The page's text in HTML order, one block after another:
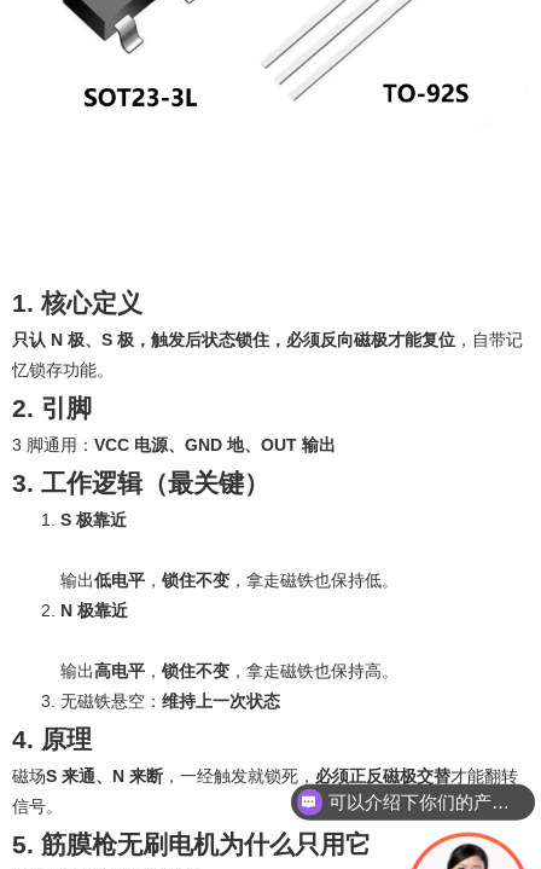
1. 核心定义
只认 N 极、S 极，触发后状态锁住，必须反向磁极才能复位 ，自带记
忆锁存功能。
2. 引脚
3 脚通用： VCC 电源、GND 地、OUT 输出
3. 工作逻辑（最关键）
S 极靠近
输出低电平 ， 锁住不变 ，拿走磁铁也保持低。
N 极靠近
输出高电平 ， 锁住不变 ，拿走磁铁也保持高。
无磁铁悬空： 维持上一次状态
4. 原理
磁场S 来通、N 来断 ，一经触发就锁死， 必须正反磁极交替才能翻转
信号。
5. 筋膜枪无刷电机为什么只用它
可以介绍下你们的产品么？